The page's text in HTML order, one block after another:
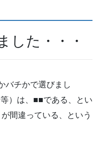
した・・・
バチかで選びまし
）は、■■である、とい
間違っている、という